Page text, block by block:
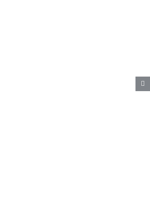
md Symposium „anders!